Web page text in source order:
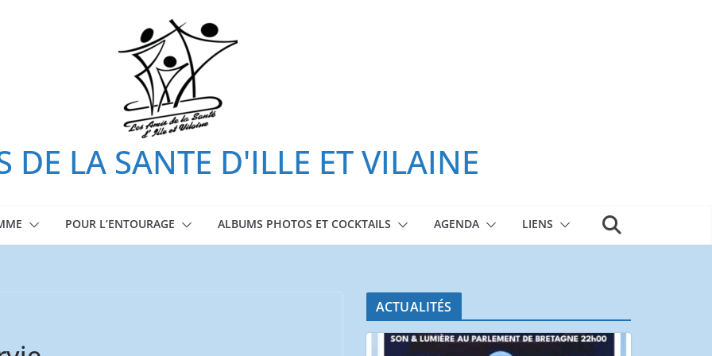
DE LA SANTE D'ILLE ET VILAINE
POUR L’ENTOURAGE ALBUMS PHOTOS ET COCKTAILS AGENDA LIENS
ACTUALITÉS